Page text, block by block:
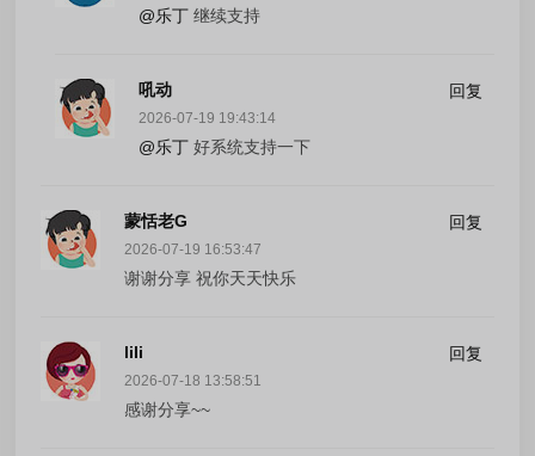
@乐丁继续支持
吼动 回复
2026-07-19 19:43:14
@乐丁好系统支持一下
蒙恬老G 回复
2026-07-19 16:53:47
谢谢分享 祝你天天快乐
lili 回复
2026-07-18 13:58:51
感谢分享~~